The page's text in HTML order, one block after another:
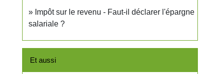
Impôt sur le revenu - Faut-il déclarer l'épargne
salariale ?
Et aussi